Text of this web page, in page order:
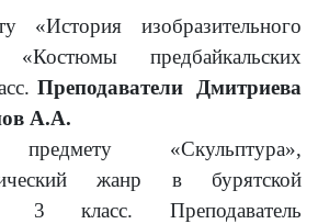
«История изобразительного
«Костюмы предбайкальских
Преподаватели Дмитриева
А.А.
«Скульптура»,
жанр в бурятской
3 класс. Преподаватель